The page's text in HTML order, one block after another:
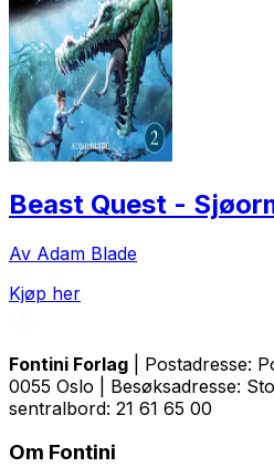
Beast Quest -
Av Adam Blade
Kjøp her
Fontini Forlag | Postadresse:
0055 Oslo | Besøksadresse:
sentralbord: 21 61 65 00
Om Fontini